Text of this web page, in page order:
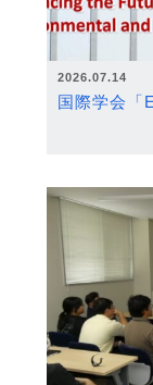
2026.07.14
国際学会「